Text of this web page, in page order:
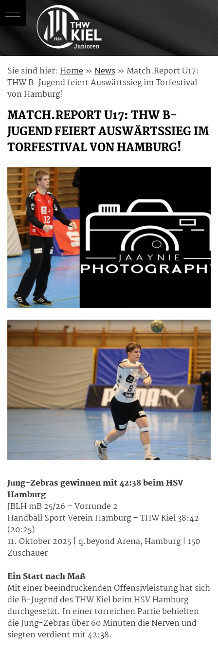
content
Sie sind hier: Home » News » Match.Report U17:
THW B-Jugend feiert Auswärtssieg im Torfestival
von Hamburg!
MATCH.REPORT U17: THW B-
JUGEND FEIERT AUSWÄRTSSIEG IM
TORFESTIVAL VON HAMBURG!
Jung-Zebras gewinnen mit 42:38 beim HSV
Hamburg
JBLH mB 25/26 – Vorrunde 2
Handball Sport Verein Hamburg – THW Kiel 38:42
(20:25)
11.⁠ ⁠Oktober 2025 | q.beyond Arena, Hamburg | 150
Zuschauer
Ein Start nach Maß
Mit einer beeindruckenden Offensivleistung hat sich
die B-Jugend des THW Kiel beim HSV Hamburg
durchgesetzt. In einer torreichen Partie behielten
die Jung-Zebras über 60 Minuten die Nerven und
siegten verdient mit 42:38.